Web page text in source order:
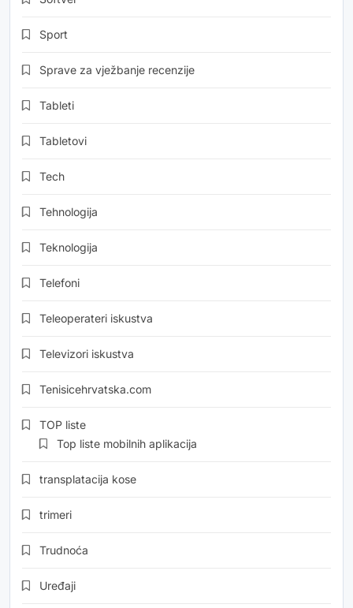
Sport
Sprave za vježbanje recenzije
Tableti
Tabletovi
Tech
Tehnologija
Teknologija
Telefoni
Teleoperateri iskustva
Televizori iskustva
Tenisicehrvatska.com
TOP liste
Top liste mobilnih aplikacija
transplatacija kose
trimeri
Trudnoća
Uređaji